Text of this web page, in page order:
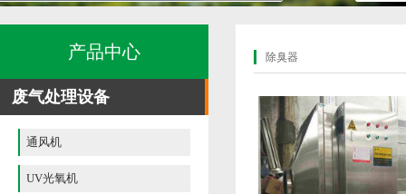
产品中心
废气处理设备
通风机
UV光氧机
除臭器